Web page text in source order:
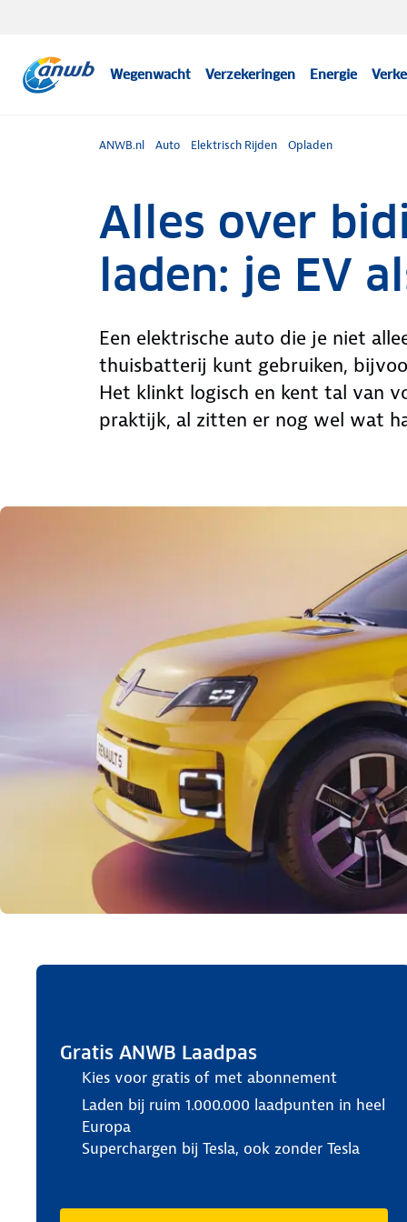
Wegenwacht Verzekeringen Energie
ANWB.nl Auto Elektrisch Rijden Opladen
Alles over
laden: je EV
Een elektrische auto die je niet
thuisbatterij kunt gebruiken,
Het klinkt logisch en kent tal van
praktijk, al zitten er nog wel wat
Gratis ANWB Laadpas
Kies voor gratis of met abonnement
Laden bij ruim 1.000.000 laadpunten in heel
Europa
Superchargen bij Tesla, ook zonder Tesla